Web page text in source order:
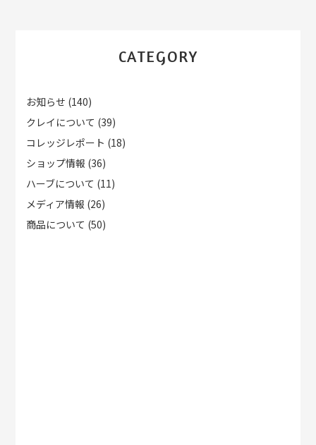
CATEGORY
お知らせ (140)
クレイについて (39)
コレッジレポート (18)
ショップ情報 (36)
ハーブについて (11)
メディア情報 (26)
商品について (50)